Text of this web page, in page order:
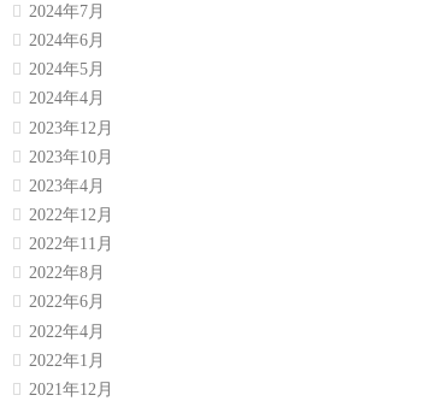
2024年7月
2024年6月
2024年5月
2024年4月
2023年12月
2023年10月
2023年4月
2022年12月
2022年11月
2022年8月
2022年6月
2022年4月
2022年1月
2021年12月